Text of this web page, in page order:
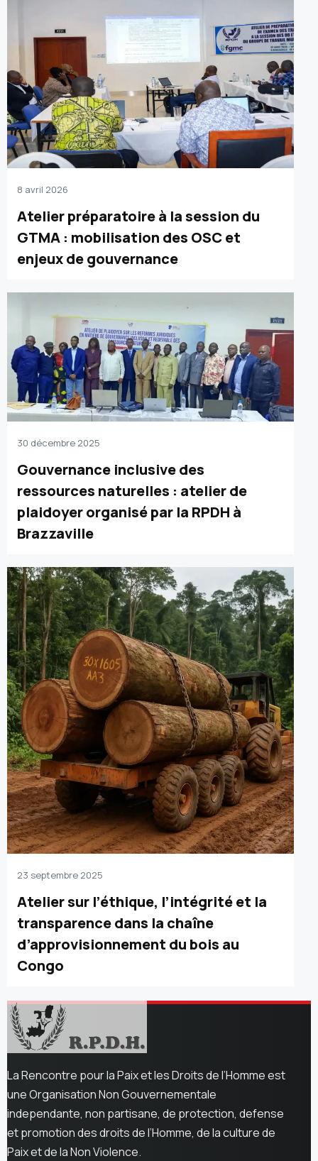
8 avril 2026
Atelier préparatoire à la session du
GTMA : mobilisation des OSC et
enjeux de gouvernance
30 décembre 2025
Gouvernance inclusive des
ressources naturelles : atelier de
plaidoyer organisé par la RPDH à
Brazzaville
23 septembre 2025
Atelier sur l’éthique, l’intégrité et la
transparence dans la chaîne
d’approvisionnement du bois au
Congo
La Rencontre pour la Paix et les Droits de l’Homme est
une Organisation Non Gouvernementale
independante, non partisane, de protection, defense
et promotion des droits de l’Homme, de la culture de
Paix et de la Non Violence.